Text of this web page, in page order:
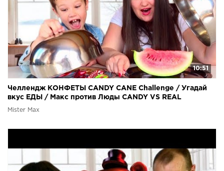
10:51
Челлендж КОНФЕТЫ CANDY CANE Challenge / Угадай
вкус ЕДЫ / Макс против Люды CANDY VS REAL
Mister Max